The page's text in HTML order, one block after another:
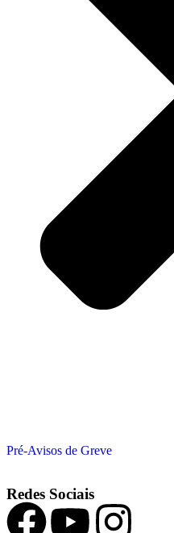
Pré-Avisos de Greve
Redes Sociais